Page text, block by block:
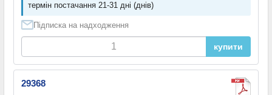
термін постачання 21-31 дні (днів)
Підписка на надходження
купити
29368